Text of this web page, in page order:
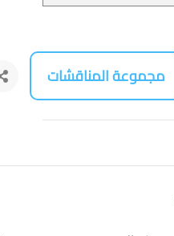
مجموعة المناقشات